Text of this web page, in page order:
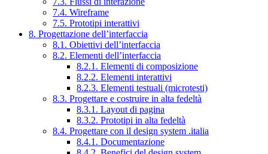
7.4. Wireframe
7.5. Prototipi interattivi
8. Progettazione dell’interfaccia
8.1. Obiettivi dell’interfaccia
8.2. Elementi dell’interfaccia
8.2.1. Elementi di composizione
8.2.2. Elementi interattivi
8.2.3. Elementi testuali (microtesti)
8.3. Progettare e costruire in alta fedeltà
8.3.1. Layout di pagina
8.3.2. Prototipi in alta fedeltà
8.4. Progettare con il design system .italia
8.4.1. Documentazione